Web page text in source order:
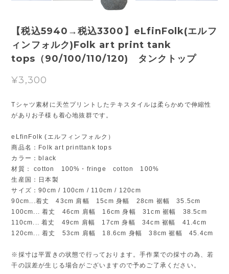
【税込5940→税込3300】eLfinFolk(エルフ
ィンフォルク)Folk art print tank
tops（90/100/110/120) タンクトップ
¥3,300
Tシャツ素材に天竺プリントしたテキスタイルは柔らかめで伸縮性
がありお子様も着心地抜群です。
eLfinFolk (エルフィンフォルク）
商品名：Folk art printtank tops
カラー：black
材質： cotton 100%・fringe cotton 100%
生産国：日本製
サイズ：90cm / 100cm / 110cm / 120cm
90cm...着丈 43cm 肩幅 15cm 身幅 28cm 裾幅 35.5cm
100cm... 着丈 46cm 肩幅 16cm 身幅 31cm 裾幅 38.5cm
110cm... 着丈 49cm 肩幅 17cm 身幅 34cm 裾幅 41.4cm
120cm... 着丈 53cm 肩幅 18.6cm 身幅 38cm 裾幅 45.4cm
※採寸は平置きの状態で行っております。手作業での採寸の為、若
干の誤差が生じる場合がございますので予めご了承ください。